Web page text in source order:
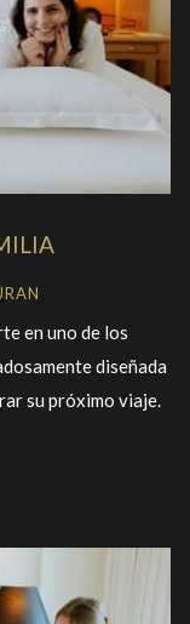
en uno de los
diseñada
su próximo viaje.